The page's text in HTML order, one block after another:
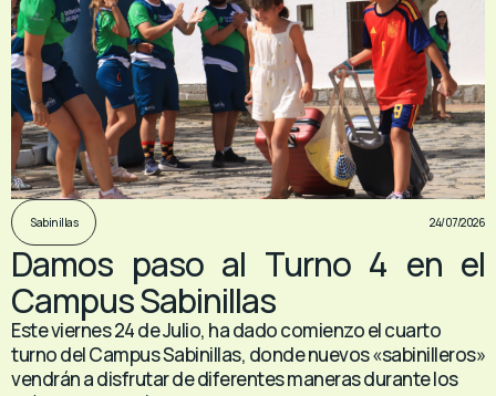
Sabinillas 24/07/2026
Damos paso al Turno 4 en el
Campus Sabinillas
Este viernes 24 de Julio, ha dado comienzo el cuarto
turno del Campus Sabinillas, donde nuevos «sabinilleros»
vendrán a disfrutar de diferentes maneras durante los